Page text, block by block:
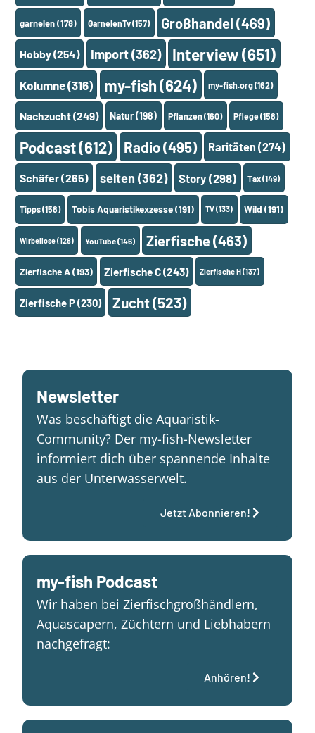
garnelen(178) GarnelenTv(157) Großhandel (469)
Hobby(254) Import(362) Interview(651)
Kolumne(316) my-fish(624) my-fish.org(162)
Nachzucht(249) Natur(198) Pflanzen(160) Pflege(158)
Podcast(612) Radio(495) Raritäten (274)
Schäfer(265) selten (362) Story (298) Tax(149)
Tipps(158) Tobis Aquaristikexzesse(191) TV(133) Wild (191)
Wirbellose(128) YouTube(146) Zierfische(463)
Zierfische A (193) Zierfische C(243) Zierfische H(137)
Zierfische P(230) Zucht(523)
Newsletter
Was beschäftigt die Aquaristik-
Community? Der my-fish-Newsletter
informiert dich über spannende Inhalte
aus der Unterwasserwelt.
Jetzt Abonnieren!
my-fish Podcast
Wir haben bei Zierfischgroßhändlern,
Aquascapern, Züchtern und Liebhabern
nachgefragt:
Anhören!